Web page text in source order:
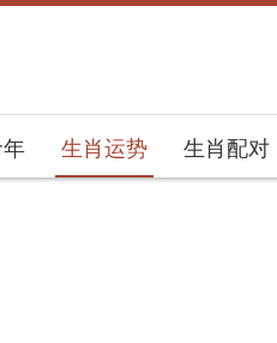
生肖运势 生肖配对